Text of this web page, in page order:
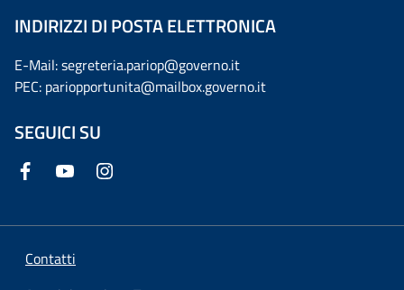
INDIRIZZI DI POSTA ELETTRONICA
E-Mail: segreteria.pariop@governo.it
PEC: pariopportunita@mailbox.governo.it
SEGUICI SU
Contatti